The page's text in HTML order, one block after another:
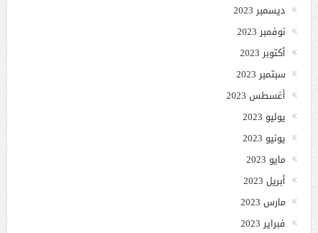
ديسمبر 2023
نوفمبر 2023
أكتوبر 2023
سبتمبر 2023
أغسطس 2023
يوليو 2023
يونيو 2023
مايو 2023
أبريل 2023
مارس 2023
فبراير 2023